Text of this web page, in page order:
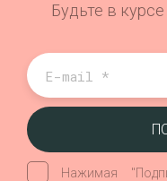
Будьте в
Нажимая